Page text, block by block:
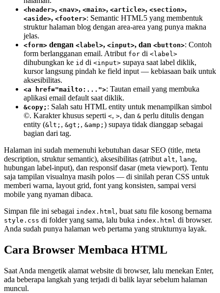
<header>, <nav>, <main>, <article>, <section>,
<aside>, <footer>: Semantic HTML5 yang membentuk
struktur halaman blog dengan area-area yang punya makna
jelas.
<form> dengan <label>, <input>, dan <button>: Contoh
form berlangganan email. Atribut for di <label>
dihubungkan ke id di <input> supaya saat label diklik,
kursor langsung pindah ke field input — kebiasaan baik untuk
aksesibilitas.
<a href="mailto:...">: Tautan email yang membuka
aplikasi email default saat diklik.
&copy; : Salah satu HTML entity untuk menampilkan simbol
©. Karakter khusus seperti <, >, dan & perlu ditulis dengan
entity (&lt; , &gt; , &amp; ) supaya tidak dianggap sebagai
bagian dari tag.
Halaman ini sudah memenuhi kebutuhan dasar SEO (title, meta
description, struktur semantic), aksesibilitas (atribut alt, lang,
hubungan label-input), dan responsif dasar (meta viewport). Tentu
saja tampilan visualnya masih polos — di sinilah peran CSS untuk
memberi warna, layout grid, font yang konsisten, sampai versi
mobile yang nyaman dibaca.
Simpan file ini sebagai index.html, buat satu file kosong bernama
style.css di folder yang sama, lalu buka index.html di browser.
Anda sudah punya halaman web pertama yang strukturnya layak.
Cara Browser Membaca HTML
Saat Anda mengetik alamat website di browser, lalu menekan Enter,
ada beberapa langkah yang terjadi di balik layar sebelum halaman
muncul.